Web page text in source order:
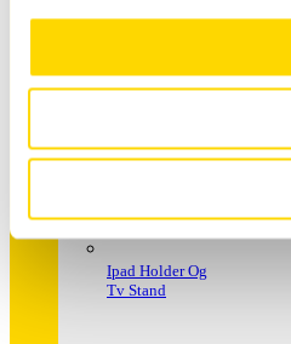
Ipad Holder Og
Tv Stand